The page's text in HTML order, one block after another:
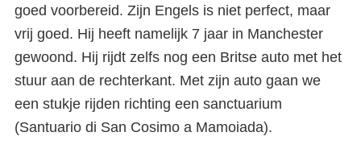
goed voorbereid. Zijn Engels is niet perfect, maar
vrij goed. Hij heeft namelijk 7 jaar in Manchester
gewoond. Hij rijdt zelfs nog een Britse auto met het
stuur aan de rechterkant. Met zijn auto gaan we
een stukje rijden richting een sanctuarium
(Santuario di San Cosimo a Mamoiada).